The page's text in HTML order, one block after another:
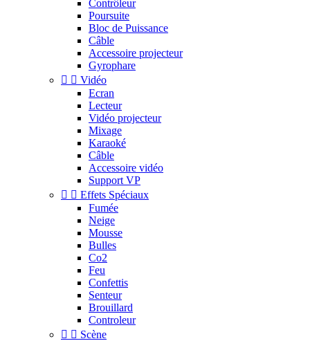
Contrôleur
Poursuite
Bloc de Puissance
Câble
Accessoire projecteur
Gyrophare
  Vidéo
Ecran
Lecteur
Vidéo projecteur
Mixage
Karaoké
Câble
Accessoire vidéo
Support VP
  Effets Spéciaux
Fumée
Neige
Mousse
Bulles
Co2
Feu
Confettis
Senteur
Brouillard
Controleur
  Scène